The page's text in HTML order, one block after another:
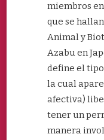
miembros
que se
Animal y
Azabu en
define el
la cual
afectiva)
tener un
manera